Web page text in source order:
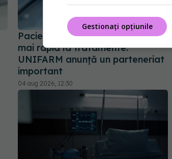
Pacienții ar putea avea acces
mai rapid la tratamente.
UNIFARM anunță un parteneriat
important
04 aug 2026, 12:30
Gestionați opțiunile